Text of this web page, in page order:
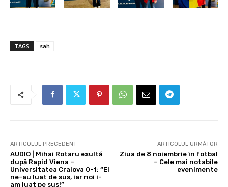
TAGS sah
ARTICOLUL PRECEDENT
AUDIO | Mihai Rotaru exultă
după Rapid Viena –
Universitatea Craiova 0-1: “Ei
ne-au luat de sus, iar noi i-
am luat pe sus!”
ARTICOLUL URMĂTOR
Ziua de 8 noiembrie în fotbal
– Cele mai notabile
evenimente